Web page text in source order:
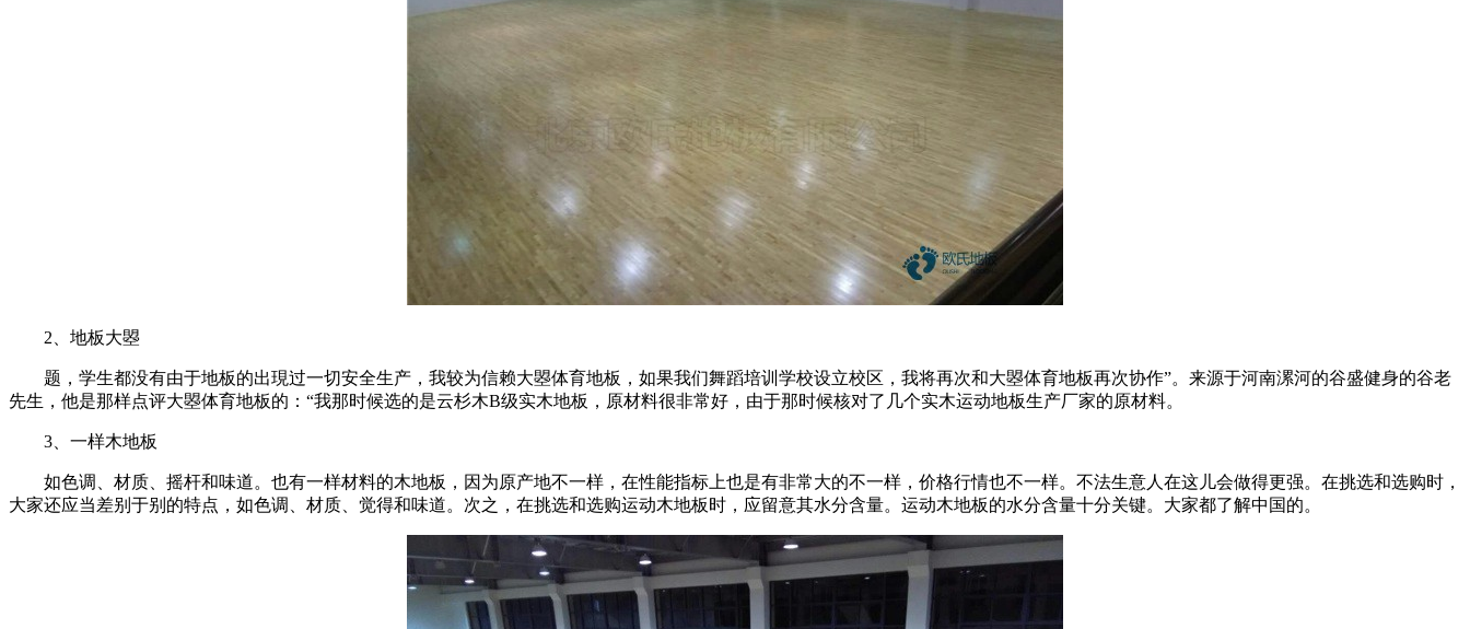
2、地板大曌
题，学生都没有由于地板的出現过一切安全生产，我较为信赖大曌体育地板，如果我们舞蹈培训学校设立校区，我将再次和大曌体育地板再次协作”。来源于河南漯河的谷盛健身的谷老
先生，他是那样点评大曌体育地板的：“我那时候选的是云杉木B级实木地板，原材料很非常好，由于那时候核对了几个实木运动地板生产厂家的原材料。
3、一样木地板
如色调、材质、摇杆和味道。也有一样材料的木地板，因为原产地不一样，在性能指标上也是有非常大的不一样，价格行情也不一样。不法生意人在这儿会做得更强。在挑选和选购时，
大家还应当差别于别的特点，如色调、材质、觉得和味道。次之，在挑选和选购运动木地板时，应留意其水分含量。运动木地板的水分含量十分关键。大家都了解中国的。